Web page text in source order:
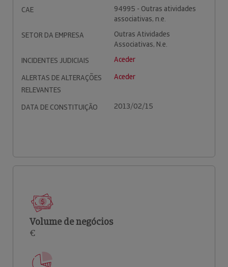
CAE
94995 - Outras atividades
associativas, n.e.
SETOR DA EMPRESA
Outras Atividades
Associativas, N.e.
INCIDENTES JUDICIAIS
Aceder
ALERTAS DE ALTERAÇÕES
RELEVANTES
Aceder
DATA DE CONSTITUIÇÃO 2013/02/15
Volume de negócios
€